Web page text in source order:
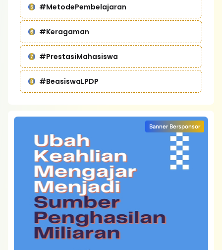
#MetodePembelajaran
#Keragaman
#PrestasiMahasiswa
#BeasiswaLPDP
Banner Bersponsor